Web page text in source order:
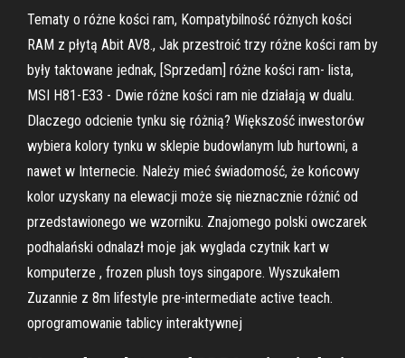
Tematy o różne kości ram, Kompatybilność różnych kości
RAM z płytą Abit AV8., Jak przestroić trzy różne kości ram by
były taktowane jednak, [Sprzedam] różne kości ram- lista,
MSI H81-E33 - Dwie różne kości ram nie działają w dualu.
Dlaczego odcienie tynku się różnią? Większość inwestorów
wybiera kolory tynku w sklepie budowlanym lub hurtowni, a
nawet w Internecie. Należy mieć świadomość, że końcowy
kolor uzyskany na elewacji może się nieznacznie różnić od
przedstawionego we wzorniku. Znajomego polski owczarek
podhalański odnalazł moje jak wyglada czytnik kart w
komputerze , frozen plush toys singapore. Wyszukałem
Zuzannie z 8m lifestyle pre-intermediate active teach.
oprogramowanie tablicy interaktywnej